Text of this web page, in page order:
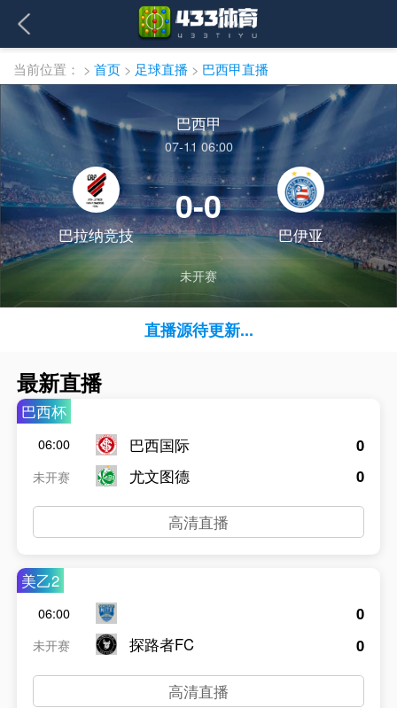
当前位置： > 首页 > 足球直播 > 巴西甲直播
巴西甲
07-11 06:00
巴拉纳竞技
0-0
巴伊亚
未开赛
直播源待更新...
最新直播
巴西杯
06:00
未开赛
巴西国际
尤文图德
0
0
高清直播
美乙2
06:00
未开赛
探路者FC
0
0
高清直播